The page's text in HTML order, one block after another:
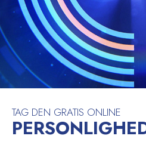
TAG DEN GRATIS ONLINE